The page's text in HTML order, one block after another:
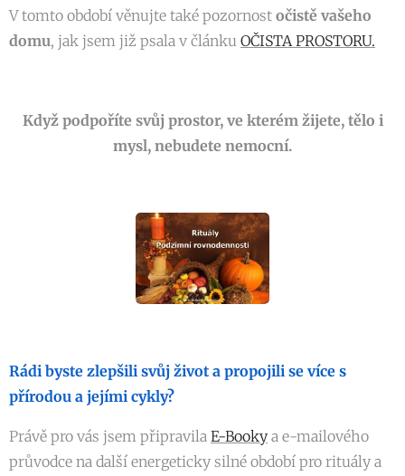
V tomto období věnujte také pozornost očistě vašeho
domu, jak jsem již psala v článku OČISTA PROSTORU.
Když podpoříte svůj prostor, ve kterém žijete, tělo i
mysl, nebudete nemocní.
Rádi byste zlepšili svůj život a propojili se více s
přírodou a jejími cykly?
Právě pro vás jsem připravila E-Booky a e-mailového
průvodce na další energeticky silné období pro rituály a